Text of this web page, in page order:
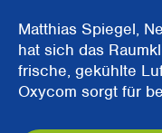
Matthias Spiegel,
hat sich das
frische, gekühlte
Oxycom sorgt für